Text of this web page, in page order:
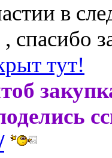
в
, спасибо
тут!